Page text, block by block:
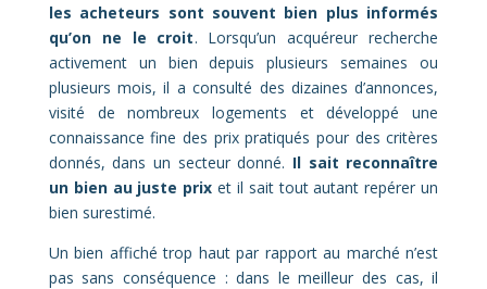
les acheteurs sont souvent bien plus informés
qu’on ne le croit. Lorsqu’un acquéreur recherche
activement un bien depuis plusieurs semaines ou
plusieurs mois, il a consulté des dizaines d’annonces,
visité de nombreux logements et développé une
connaissance fine des prix pratiqués pour des critères
donnés, dans un secteur donné. Il sait reconnaître
un bien au juste prix et il sait tout autant repérer un
bien surestimé.
Un bien affiché trop haut par rapport au marché n’est
pas sans conséquence : dans le meilleur des cas, il